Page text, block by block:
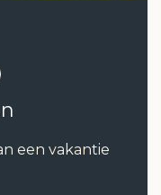
een vakantie